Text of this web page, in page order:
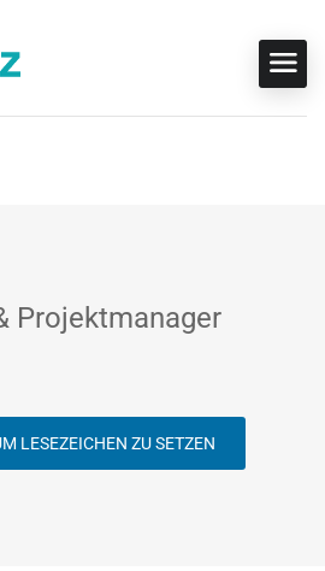
Projektmanager
LESEZEICHEN ZU SETZEN